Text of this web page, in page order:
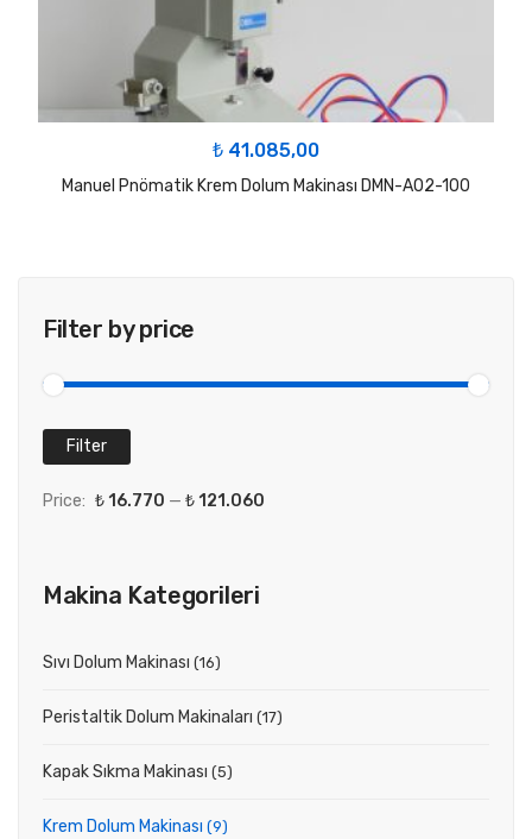
₺ 41.085,00
Manuel Pnömatik Krem Dolum Makinası DMN-A02-100
Filter by price
Filter
Price: ₺ 16.770 — ₺ 121.060
Makina Kategorileri
Sıvı Dolum Makinası (16)
Peristaltik Dolum Makinaları (17)
Kapak Sıkma Makinası (5)
Krem Dolum Makinası (9)